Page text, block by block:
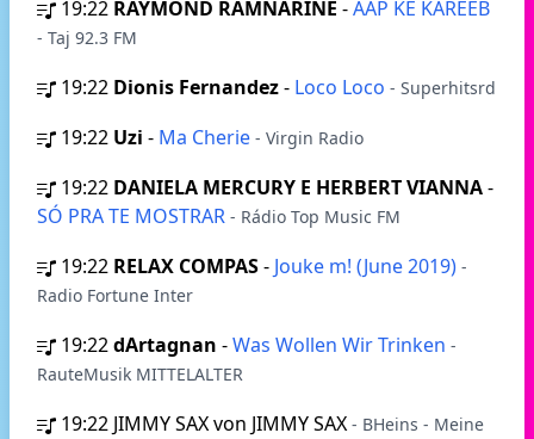
19:22 RAYMOND RAMNARINE -AAP KE KAREEB
- Taj 92.3 FM
19:22 Dionis Fernandez- Loco Loco - Superhitsrd
19:22 Uzi - Ma Cherie - Virgin Radio
19:22 DANIELA MERCURY E HERBERT VIANNA-
SÓ PRA TE MOSTRAR - Rádio Top Music FM
19:22 RELAX COMPAS- Jouke m! (June 2019) -
Radio Fortune Inter
19:22dArtagnan -Was Wollen Wir Trinken -
RauteMusik MITTELALTER
19:22 JIMMY SAX von JIMMY SAX - BHeins - Meine